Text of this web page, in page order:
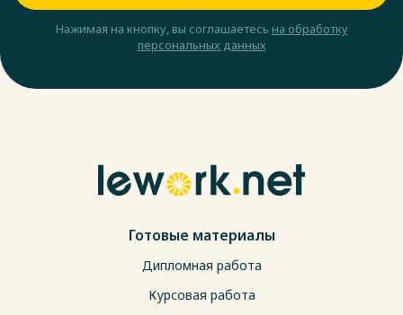
Нажимая на кнопку, вы соглашаетесь на обработку
персональных данных
Готовые материалы
Дипломная работа
Курсовая работа